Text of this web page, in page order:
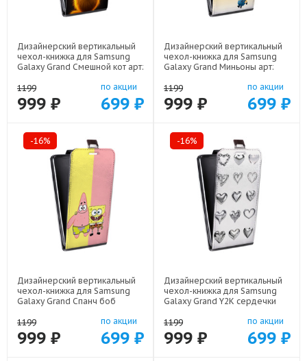
Дизайнерский вертикальный
чехол-книжка для Samsung
Galaxy Grand Смешной кот арт:
1199
999 ₽
по акции
699 ₽
Дизайнерский вертикальный
чехол-книжка для Samsung
Galaxy Grand Миньоны арт:
1199
999 ₽
по акции
699 ₽
-16%
Дизайнерский вертикальный
чехол-книжка для Samsung
Galaxy Grand Спанч боб
1199
999 ₽
по акции
699 ₽
-16%
Дизайнерский вертикальный
чехол-книжка для Samsung
Galaxy Grand Y2K сердечки
1199
999 ₽
по акции
699 ₽